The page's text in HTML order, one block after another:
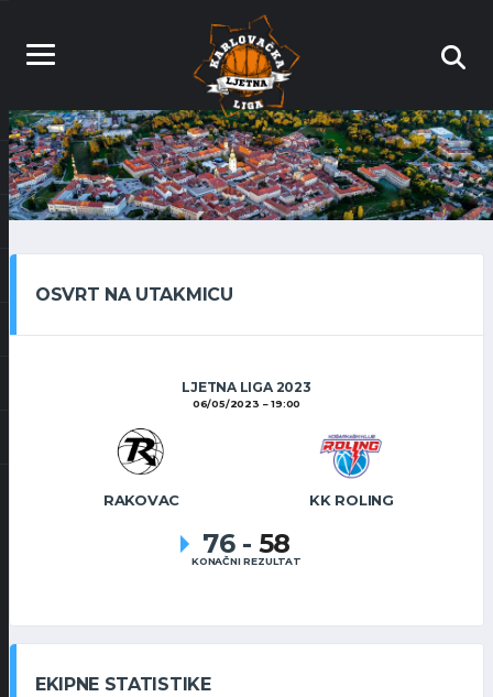
OSVRT NA UTAKMICU
LJETNA LIGA 2023
06/05/2023 19:00
RAKOVAC KK ROLING
76 - 58
KONAČNI REZULTAT
EKIPNE STATISTIKE